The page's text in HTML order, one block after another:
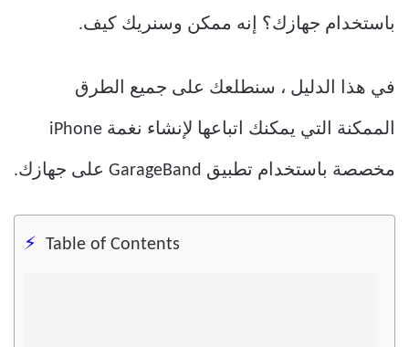
باستخدام جهازك؟ إنه ممكن وسنريك كيف.
في هذا الدليل ، سنطلعك على جميع الطرق
الممكنة التي يمكنك اتباعها لإنشاء نغمة iPhone
مخصصة باستخدام تطبيق GarageBand على جهازك.
Table of Contents